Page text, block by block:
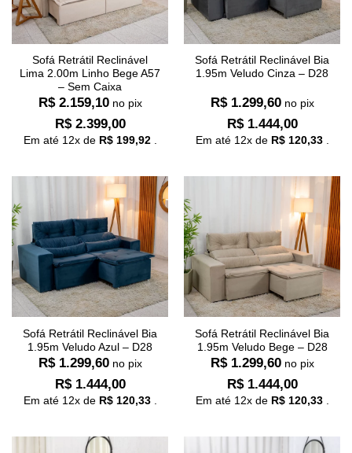
Sofá Retrátil Reclinável
Lima 2.00m Linho Bege A57
– Sem Caixa
R$2.159,10 no pix
R$2.399,00
Em até 12x de R$199,92.
Sofá Retrátil Reclinável Bia
1.95m Veludo Cinza – D28
R$1.299,60 no pix
R$1.444,00
Em até 12x de R$120,33.
Sofá Retrátil Reclinável Bia
1.95m Veludo Azul – D28
R$1.299,60 no pix
R$1.444,00
Em até 12x de R$120,33.
Sofá Retrátil Reclinável Bia
1.95m Veludo Bege – D28
R$1.299,60 no pix
R$1.444,00
Em até 12x de R$120,33.